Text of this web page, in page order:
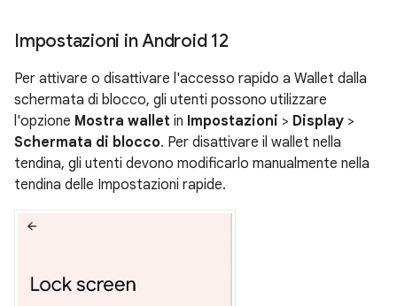
Impostazioni in Android 12
Per attivare o disattivare l'accesso rapido a Wallet dalla
schermata di blocco, gli utenti possono utilizzare
l'opzione Mostra wallet in Impostazioni > Display >
Schermata di blocco. Per disattivare il wallet nella
tendina, gli utenti devono modificarlo manualmente nella
tendina delle Impostazioni rapide.